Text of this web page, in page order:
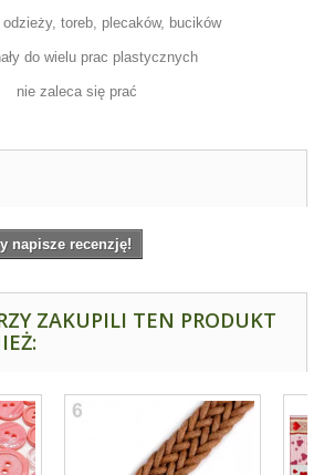
toreb, plecaków, bucików
do wielu prac plastycznych
nie zaleca się prać
napisze recenzję!
ZAKUPILI TEN PRODUKT